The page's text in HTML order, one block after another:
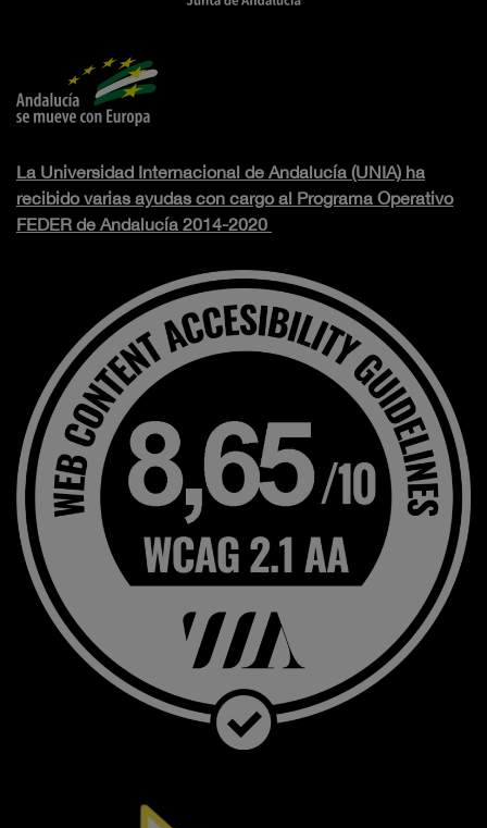
La Universidad Internacional de Andalucía (UNIA) ha
recibido varias ayudas con cargo al Programa Operativo
FEDER de Andalucía 2014-2020